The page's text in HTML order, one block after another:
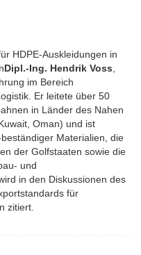
HDPE-Auskleidungen in
Dipl.-Ing. Hendrik Voss
im Bereich
Er leitete über 50
in Länder des Nahen
Oman) und ist
Materialien, die
der Golfstaaten sowie die
und
in den Diskussionen des
für
zitiert.